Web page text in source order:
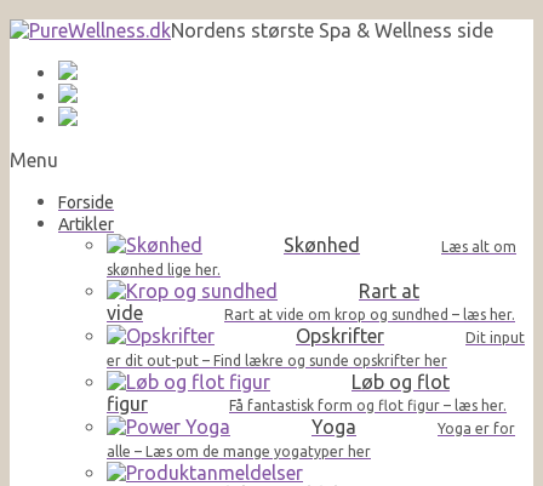
Nordens største Spa & Wellness side
Menu
Forside
Artikler
Skønhed
Læs alt om
skønhed lige her.
Rart at
vide
Rart at vide om krop og sundhed – læs her.
Opskrifter
Dit input
er dit out-put – Find lækre og sunde opskrifter her
Løb og flot
figur
Få fantastisk form og flot figur – læs her.
Yoga
Yoga er for
alle – Læs om de mange yogatyper her